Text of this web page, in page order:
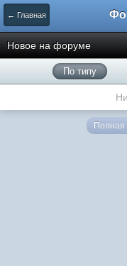
← Главная
Новое на форуме
По типу
Полная